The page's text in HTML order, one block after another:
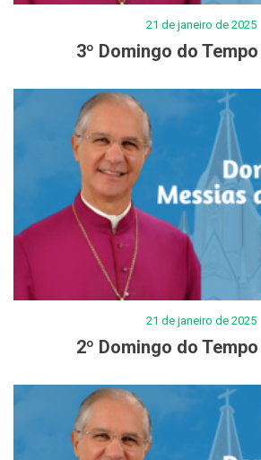
21 de janeiro de 2025
3º Domingo do
21 de janeiro de 2025
2º Domingo do